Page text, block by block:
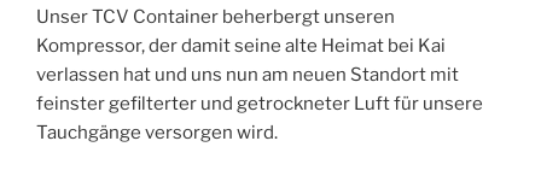
Unser TCV Container beherbergt unseren
Kompressor, der damit seine alte Heimat bei Kai
verlassen hat und uns nun am neuen Standort mit
feinster gefilterter und getrockneter Luft für unsere
Tauchgänge versorgen wird.